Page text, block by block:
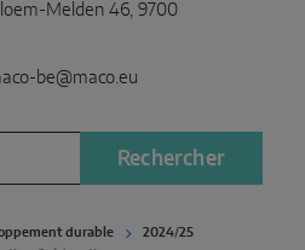
Melden 46, 9700
be@maco.eu
Rechercher
durable
2024/25